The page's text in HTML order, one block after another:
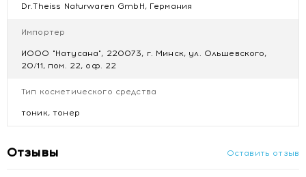
Dr.Theiss Naturwaren GmbH, Германия
Импортер
ИООО "Натусана", 220073, г. Минск, ул. Ольшевского,
20/11, пом. 22, оф. 22
Тип косметического средства
тоник, тонер
Отзывы Оставить отзыв